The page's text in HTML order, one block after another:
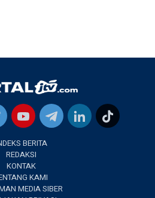
BERITA
REDAKSI
KONTAK
KAMI
MEDIA SIBER